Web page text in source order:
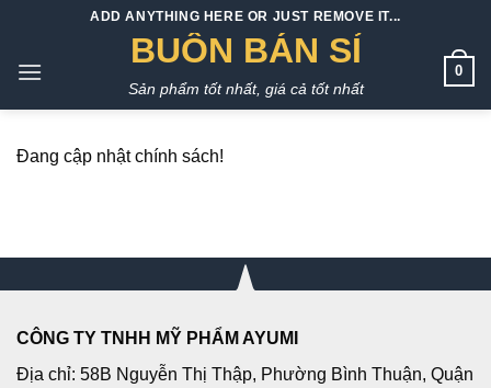
nội
ADD ANYTHING HERE OR JUST REMOVE IT...
BUÔN BÁN SỈ
Sản phẩm tốt nhất, giá cả tốt nhất
0
Đang cập nhật chính sách!
CÔNG TY TNHH MỸ PHẨM AYUMI
Địa chỉ: 58B Nguyễn Thị Thập, Phường Bình Thuận, Quận